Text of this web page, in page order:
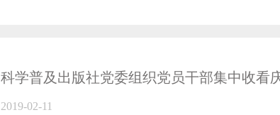
科学普及出版社党委组织党员干部集中收看
2019-02-11